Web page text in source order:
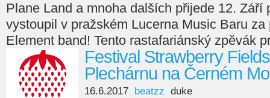
Plane Land a mnoha dalších přijede 12. Září
vystoupil v pražském Lucerna Music Baru
Element band! Tento rastafariánský zpěvák
Festival Strawberry
Plechárnu na Černém
16.6.2017 beatzz duke